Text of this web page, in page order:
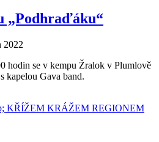
„Podhraďáku“
2022
hodin se v kempu Žralok v Plumlově
kapelou Gava band.